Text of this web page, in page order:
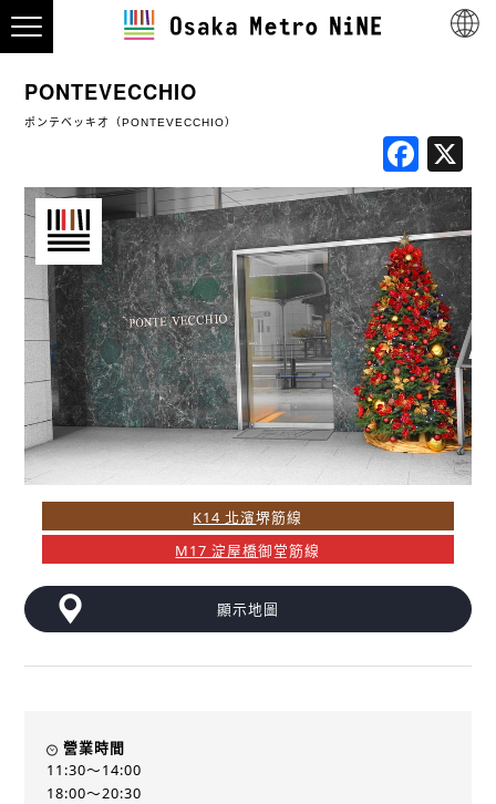
PONTEVECCHIO
ポンテベッキオ（PONTEVECCHIO）
K14 北濱堺筋線
M17 淀屋橋御堂筋線
顯示地圖
營業時間
11:30～14:00
18:00～20:30